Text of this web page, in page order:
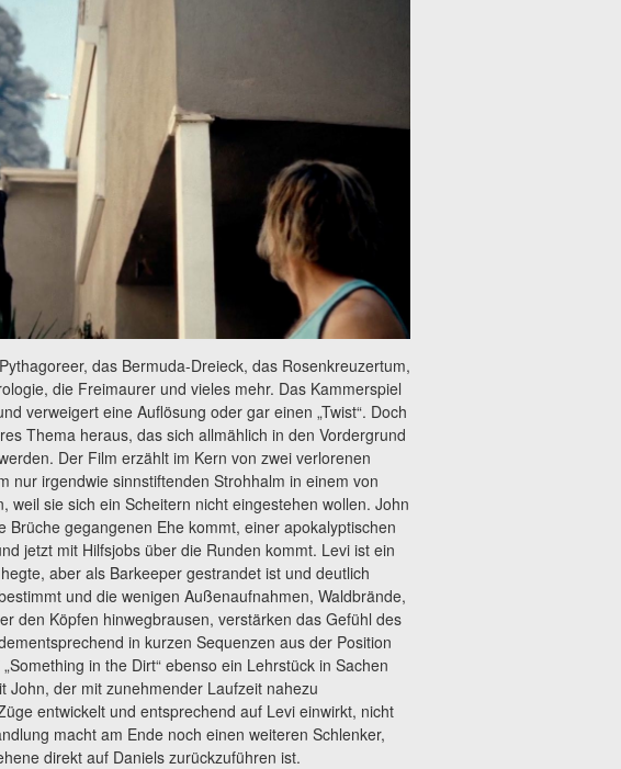
das Bermuda-Dreieck, das Rosenkreuzertum,
die Freimaurer und vieles mehr. Das Kammerspiel
verweigert eine Auflösung oder gar einen „Twist“. Doch
Thema heraus, das sich allmählich in den Vordergrund
Der Film erzählt im Kern von zwei verlorenen
nur irgendwie sinnstiftenden Strohhalm in einem von
weil sie sich ein Scheitern nicht eingestehen wollen. John
gegangenen Ehe kommt, einer apokalyptischen
jetzt mit Hilfsjobs über die Runden kommt. Levi ist ein
aber als Barkeeper gestrandet ist und deutlich
und die wenigen Außenaufnahmen, Waldbrände,
den Köpfen hinwegbrausen, verstärken das Gefühl des
in kurzen Sequenzen aus der Position
in the Dirt“ ebenso ein Lehrstück in Sachen
John, der mit zunehmender Laufzeit nahezu
entwickelt und entsprechend auf Levi einwirkt, nicht
macht am Ende noch einen weiteren Schlenker,
direkt auf Daniels zurückzuführen ist.